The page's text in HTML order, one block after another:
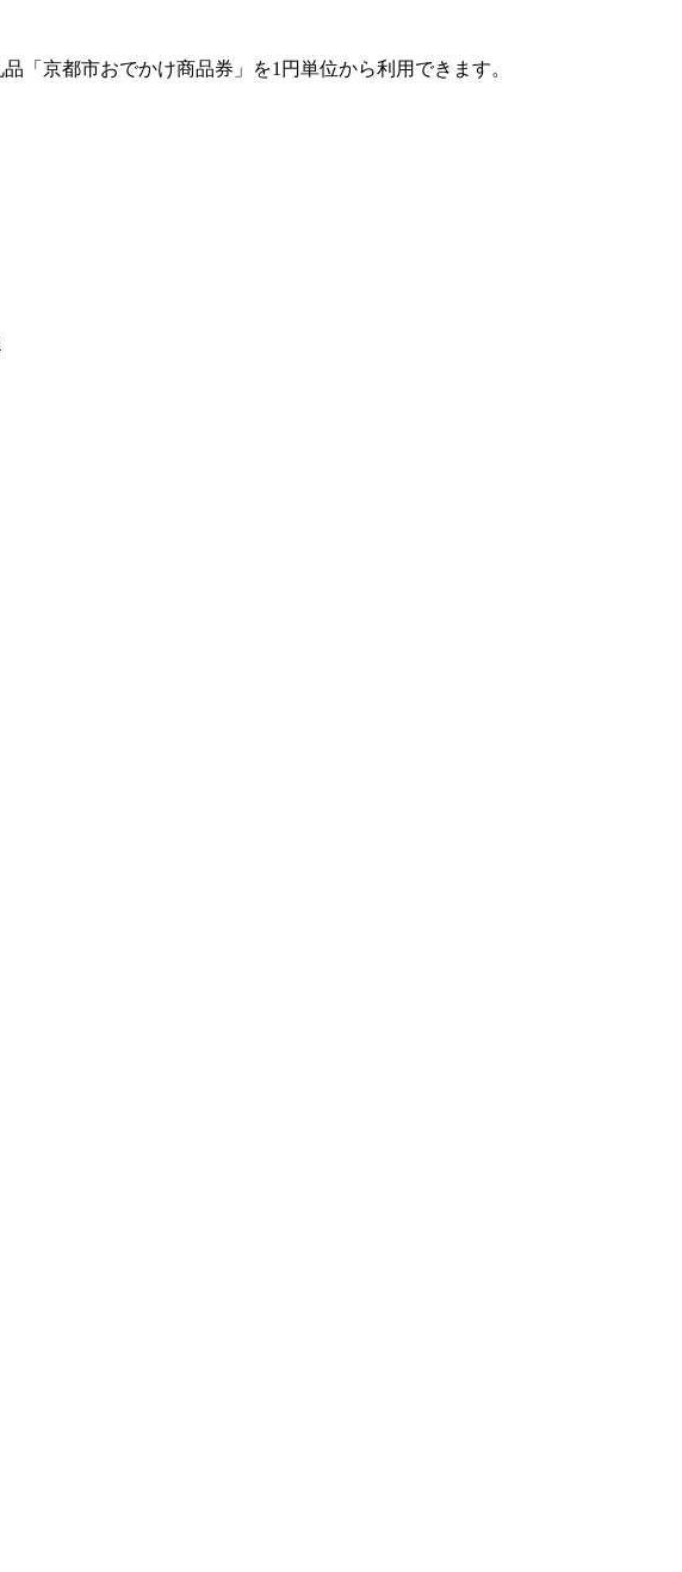
「京都市おでかけ商品券」を1円単位から利用できます。